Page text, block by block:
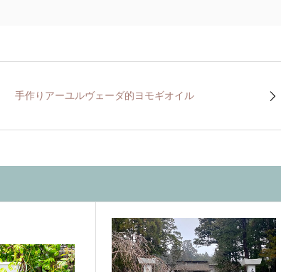
手作りアーユルヴェーダ的ヨモギオイル